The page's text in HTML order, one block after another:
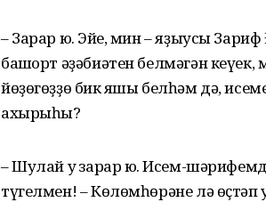
– Зарар юҡ. Эйе, мин – яҙыусы Зариф
башҡорт әҙәбиәтен белмәгән
йөҙөгөҙҙө бик яҡшы белһәм дә,
ахырыһы?
– Шулай уҡ зарар юҡ. Исем-
түгелмен! – Көлөмһөрәне лә